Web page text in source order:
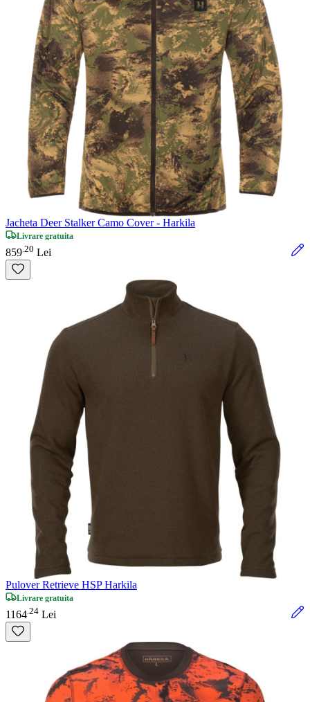
Jacheta Deer Stalker Camo Cover - Harkila
Livrare gratuita
859 20 Lei
Pulover Retrieve HSP Harkila
Livrare gratuita
1164 24 Lei